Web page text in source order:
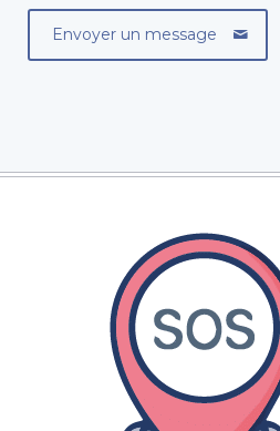
Envoyer un message